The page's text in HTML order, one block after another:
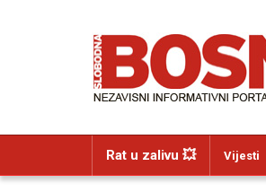
Rat u zalivu 💥 Vijesti